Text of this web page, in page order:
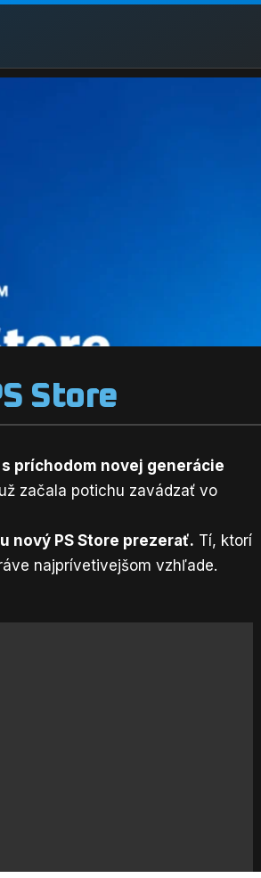
Store
príchodom novej generácie
začala potichu zavádzať vo
nový PS Store prezerať. Tí, ktorí
najprívetivejšom vzhľade.